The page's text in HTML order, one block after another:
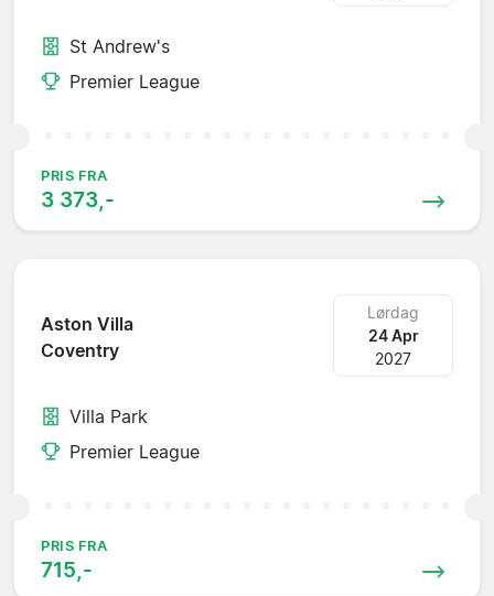
St Andrew's
Premier League
PRIS FRA
3 373,-
Aston Villa
Coventry
Lørdag
24 Apr
2027
Villa Park
Premier League
PRIS FRA
715,-